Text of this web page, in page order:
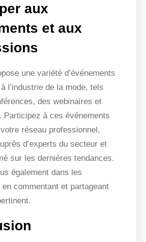
aux
et aux
une variété d’événements
l’industrie de la mode, tels
des webinaires et
Participez à ces événements
réseau professionnel,
d’experts du secteur et
sur les dernières tendances.
également dans les
commentant et partageant